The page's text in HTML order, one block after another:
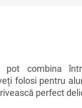
pot combina
folosi pentru
perfect